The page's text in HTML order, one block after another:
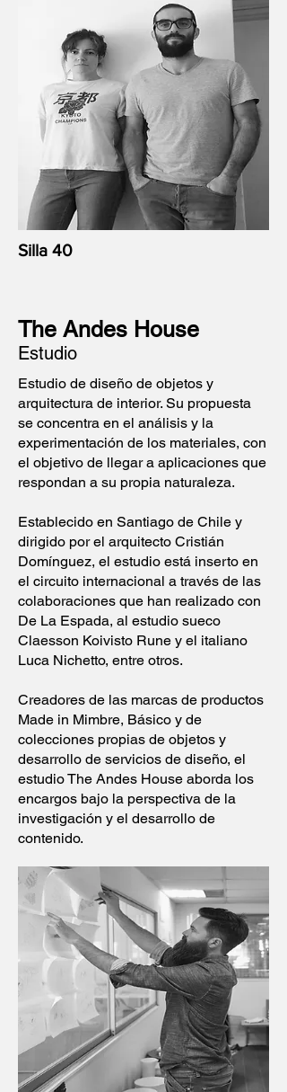
Silla 40
The Andes House
Estudio
Estudio de diseño de objetos y
arquitectura de interior. Su propuesta
se concentra en el análisis y la
experimentación de los materiales, con
el objetivo de llegar a aplicaciones que
respondan a su propia naturaleza.
Establecido en Santiago de Chile y
dirigido por el arquitecto Cristián
Domínguez, el estudio está inserto en
el circuito internacional a través de las
colaboraciones que han realizado con
De La Espada, al estudio sueco
Claesson Koivisto Rune y el italiano
Luca Nichetto, entre otros.
Creadores de las marcas de productos
Made in Mimbre, Básico y de
colecciones propias de objetos y
desarrollo de servicios de diseño, el
estudio The Andes House aborda los
encargos bajo la perspectiva de la
investigación y el desarrollo de
contenido.